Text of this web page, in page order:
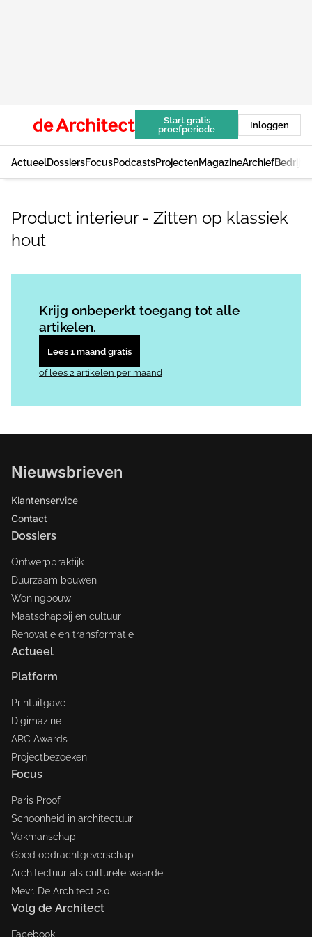
Start gratis
proefperiode
Inloggen
ActueelDossiersFocusPodcastsProjectenMagazineArchief
Product interieur - Zitten op klassiek
hout
Krijg onbeperkt toegang tot alle
artikelen.
Lees 1 maand gratis
of lees 2 artikelen per maand
Nieuwsbrieven
Klantenservice
Contact
Dossiers
Ontwerppraktijk
Duurzaam bouwen
Woningbouw
Maatschappij en cultuur
Renovatie en transformatie
Actueel
Platform
Printuitgave
Digimazine
ARC Awards
Projectbezoeken
Focus
Paris Proof
Schoonheid in architectuur
Vakmanschap
Goed opdrachtgeverschap
Architectuur als culturele waarde
Mevr. De Architect 2.0
Volg de Architect
Facebook